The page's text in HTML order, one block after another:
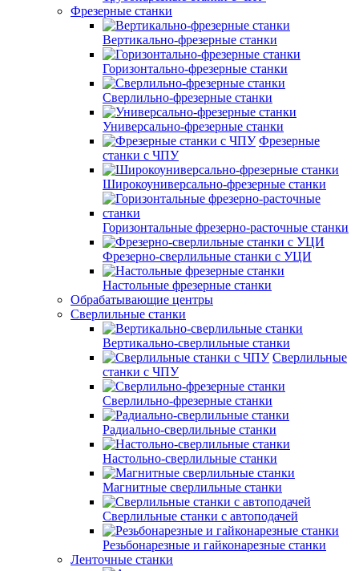
Фрезерные станки
Вертикально-фрезерные станки
Горизонтально-фрезерные станки
Сверлильно-фрезерные станки
Универсально-фрезерные станки
Фрезерные
станки с ЧПУ
Широкоуниверсально-фрезерные станки
Горизонтальные фрезерно-расточные станки
Фрезерно-сверлильные станки с УЦИ
Настольные фрезерные станки
Обрабатывающие центры
Сверлильные станки
Вертикально-сверлильные станки
Сверлильные
станки с ЧПУ
Сверлильно-фрезерные станки
Радиально-сверлильные станки
Настольно-сверлильные станки
Магнитные сверлильные станки
Сверлильные станки с автоподачей
Резьбонарезные и гайконарезные станки
Ленточные станки